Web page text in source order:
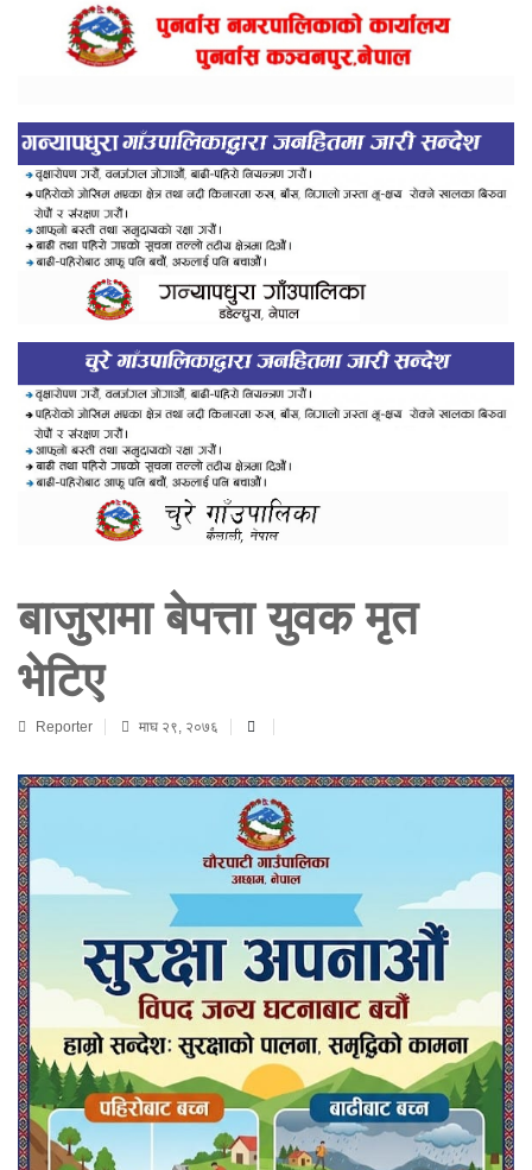
बाजुुरामा बेपत्ता युवक मृत
भेटिए
Reporter माघ २९, २०७६